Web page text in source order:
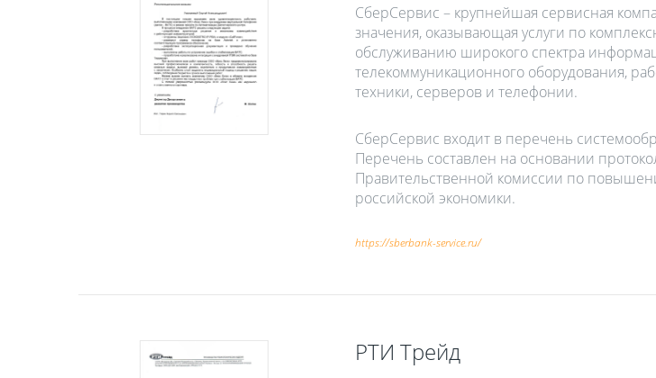
СберСервис – крупнейшая сервисная
значения, оказывающая услуги по
обслуживанию широкого спектра
телекоммуникационного оборудования,
техники, серверов и телефонии.
СберСервис входит в перечень
Перечень составлен на основании
Правительственной комиссии по
российской экономики.
https://sberbank-service.ru/
РТИ Трейд